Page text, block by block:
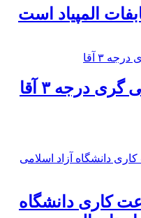
المپیاد است
درجه ۳ آقا
کاری دانشگاه